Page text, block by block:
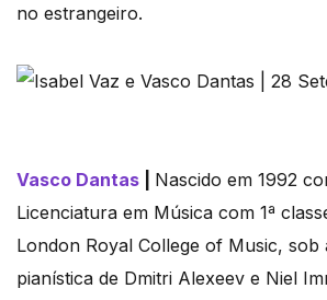
no estrangeiro.
Vasco Dantas
Nascido em 1992
Licenciatura em Música com 1ª
London Royal College of Music, sob
pianística de Dmitri Alexeev e Niel